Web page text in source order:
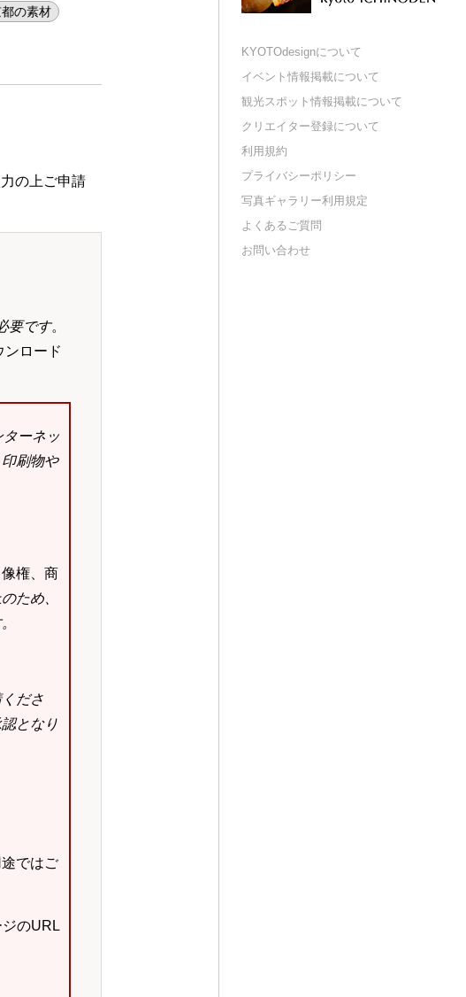
の素材
の上ご申請
要です。
ンロード
ーネッ
刷物や
権、商
ため、
ださ
となり
ではご
のURL
KYOTOdesignについて
イベント情報掲載について
観光スポット情報掲載について
クリエイター登録について
利用規約
プライバシーポリシー
写真ギャラリー利用規定
よくあるご質問
お問い合わせ